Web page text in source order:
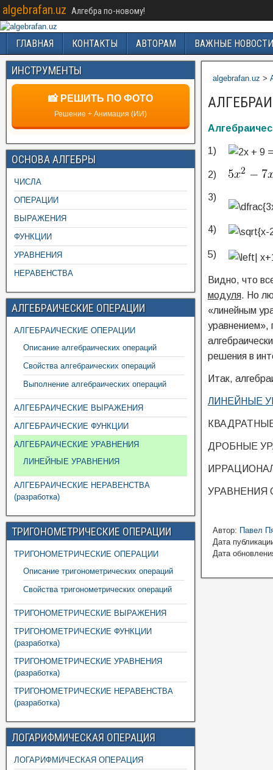
algebrafan.uz Алгебра по-новому!
ГЛАВНАЯ КОНТАКТЫ АВТОРАМ ВАЖНЫЕ НОВОСТИ
algebrafan.uz >
1)
2)
3)
4)
5)
Видно, что
модуля. Но
«линейным
решения в
Итак,
ЛИНЕЙНЫЕ
ДРОБНЫЕ
УРАВНЕНИЯ
Автор: Павел
Дата
Дата
ИНСТРУМЕНТЫ
📸 РЕШИТЬ ПО ФОТО
Решение + Анимация (ИИ)
ОСНОВА АЛГЕБРЫ
ЧИСЛА
ОПЕРАЦИИ
ВЫРАЖЕНИЯ
ФУНКЦИИ
УРАВНЕНИЯ
НЕРАВЕНСТВА
АЛГЕБРАИЧЕСКИЕ ОПЕРАЦИИ
АЛГЕБРАИЧЕСКИЕ ОПЕРАЦИИ
Описание алгебраических операций
Свойства алгебраических операций
Выполнение алгебраических операций
АЛГЕБРАИЧЕСКИЕ ВЫРАЖЕНИЯ
АЛГЕБРАИЧЕСКИЕ ФУНКЦИИ
АЛГЕБРАИЧЕСКИЕ УРАВНЕНИЯ
ЛИНЕЙНЫЕ УРАВНЕНИЯ
АЛГЕБРАИЧЕСКИЕ НЕРАВЕНСТВА
(разработка)
ТРИГОНОМЕТРИЧЕСКИЕ ОПЕРАЦИИ
ТРИГОНОМЕТРИЧЕСКИЕ ОПЕРАЦИИ
Описание тригонометрических операций
Свойства тригонометрических операций
ТРИГОНОМЕТРИЧЕСКИЕ ВЫРАЖЕНИЯ
ТРИГОНОМЕТРИЧЕСКИЕ ФУНКЦИИ
(разработка)
ТРИГОНОМЕТРИЧЕСКИЕ УРАВНЕНИЯ
(разработка)
ТРИГОНОМЕТРИЧЕСКИЕ НЕРАВЕНСТВА
(разработка)
ЛОГАРИФМИЧЕСКАЯ ОПЕРАЦИЯ
ЛОГАРИФМИЧЕСКАЯ ОПЕРАЦИЯ